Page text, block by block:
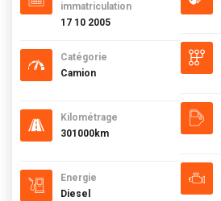
immatriculation
17 10 2005
Catégorie
Camion
Kilométrage
301000km
Energie
Diesel